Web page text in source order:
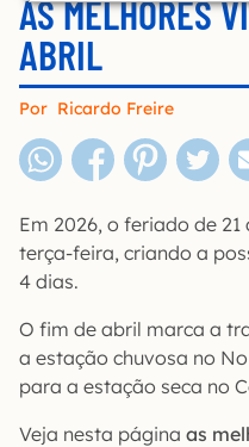
AS MELHORES
ABRIL
Por Ricardo Freire
Em 2026, o feriado de
terça-feira, criando a
4 dias.
O fim de abril marca a
a estação chuvosa no
para a estação seca no
Veja nesta página as